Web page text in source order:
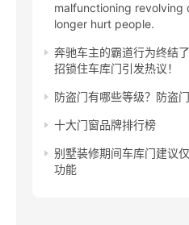
malfunctioning revolving
longer hurt people.
奔驰车主的霸道行为终结
招锁住车库门引发热议！
防盗门有哪些等级？防盗
十大门窗品牌排行榜
别墅装修期间车库门建议
功能